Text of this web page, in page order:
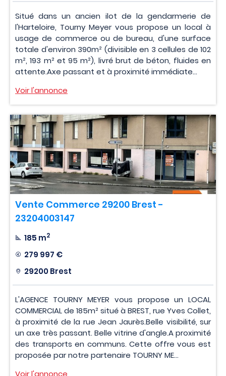
Situé dans un ancien ilot de la gendarmerie de
l'Harteloire, Tourny Meyer vous propose un local à
usage de commerce ou de bureau, d'une surface
totale d'environ 390m² (divisible en 3 cellules de 102
m², 193 m² et 95 m²), livré brut de béton, fluides en
attente.Axe passant et à proximité immédiate...
Voir l'annonce
Vente Commerce 29200 Brest -
23204003147
185 m2
279 997 €
29200 Brest
L'AGENCE TOURNY MEYER vous propose un LOCAL
COMMERCIAL de 185m² situé à BREST, rue Yves Collet,
à proximité de la rue Jean Jaurès.Belle visibilité, sur
un axe très passant. Belle vitrine d'angle.A proximité
des transports en communs. Cette offre vous est
proposée par notre partenaire TOURNY ME...